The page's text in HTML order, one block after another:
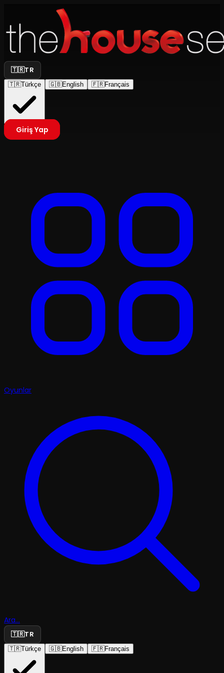
🇹🇷TR
🇹🇷Türkçe 🇬🇧English 🇫🇷Français
Giriş Yap
Oyunlar
Ara...
🇹🇷TR
🇹🇷Türkçe 🇬🇧English 🇫🇷Français